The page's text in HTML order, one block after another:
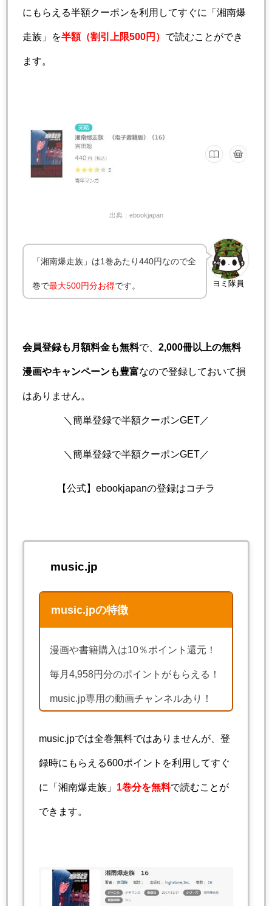
にもらえる半額クーポンを利用してすぐに「湘南爆
走族」を半額（割引上限500円） で読むことができ
ます。
出典：ebookjapan
ヨミ隊員
「湘南爆走族」は1巻あたり440円なので全
巻で最大500円分お得です。
会員登録も月額料金も無料で、 2,000冊以上の無料
漫画やキャンペーンも豊富なので登録しておいて損
はありません。
＼簡単登録で半額クーポンGET／
＼簡単登録で半額クーポンGET／
【公式】ebookjapanの登録はコチラ
music.jp
music.jpの特徴
漫画や書籍購入は10％ポイント還元！
毎月4,958円分のポイントがもらえる！
music.jp専用の動画チャンネルあり！
music.jpでは全巻無料ではありませんが、登
録時にもらえる600ポイントを利用してすぐ
に「湘南爆走族」 1巻分を無料で読むことが
できます。